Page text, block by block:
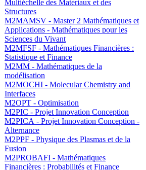
Multiéchelle des Matériaux et des
Structures
M2MAMSV - Master 2 Mathématiques et
Applications - Mathématiques pour les
Sciences du Vivant
M2MFSF - Mathématiques Financières :
Statistique et Finance
M2MM - Mathématiques de la
modélisation
M2MOCHI - Molecular Chemistry and
Interfaces
M2OPT - Optimisation
M2PIC - Projet Innovation Conception
M2PICA - Projet Innovation Conception -
Alternance
M2PPF - Physique des Plasmas et de la
Fusion
M2PROBAFI - Mathématiques
Financières : Probabilités et Finance